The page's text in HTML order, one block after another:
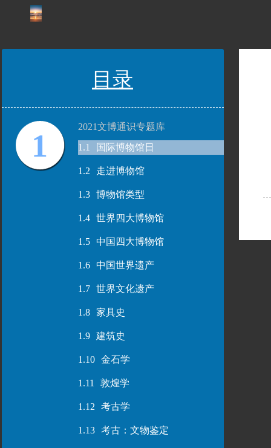
目录
1
2021文博通识专题库
1.1
国际博物馆日
1.2 走进博物馆
1.3 博物馆类型
1.4 世界四大博物馆
1.5 中国四大博物馆
1.6 中国世界遗产
1.7 世界文化遗产
1.8 家具史
1.9 建筑史
1.10 金石学
1.11 敦煌学
1.12 考古学
1.13 考古：文物鉴定